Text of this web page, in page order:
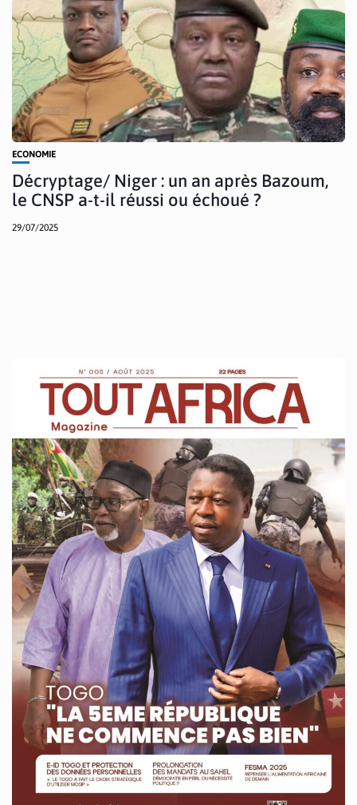
ECONOMIE
Décryptage/ Niger : un an après Bazoum,
le CNSP a-t-il réussi ou échoué ?
29/07/2025